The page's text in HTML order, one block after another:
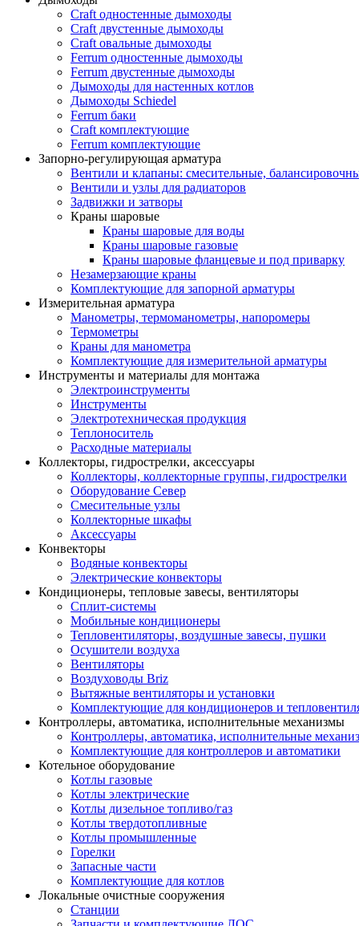
Craft одностенные дымоходы
Craft двустенные дымоходы
Craft овальные дымоходы
Ferrum одностенные дымоходы
Ferrum двустенные дымоходы
Дымоходы для настенных котлов
Дымоходы Schiedel
Ferrum баки
Craft комплектующие
Ferrum комплектующие
Запорно-регулирующая арматура
Вентили и клапаны: смесительные,
Вентили и узлы для радиаторов
Задвижки и затворы
Краны шаровые
Краны шаровые для воды
Краны шаровые газовые
Краны шаровые фланцевые и под приварку
Незамерзающие краны
Комплектующие для запорной арматуры
Измерительная арматура
Манометры, термоманометры, напоромеры
Термометры
Краны для манометра
Комплектующие для измерительной арматуры
Инструменты и материалы для монтажа
Электроинструменты
Инструменты
Электротехническая продукция
Теплоноситель
Расходные материалы
Коллекторы, гидрострелки, аксессуары
Коллекторы, коллекторные группы, гидрострелки
Оборудование Север
Смесительные узлы
Коллекторные шкафы
Аксессуары
Конвекторы
Водяные конвекторы
Электрические конвекторы
Кондиционеры, тепловые завесы, вентиляторы
Сплит-системы
Мобильные кондиционеры
Тепловентиляторы, воздушные завесы, пушки
Осушители воздуха
Вентиляторы
Воздуховоды Briz
Вытяжные вентиляторы и установки
Комплектующие для кондиционеров и
Контроллеры, автоматика, исполнительные механизмы
Контроллеры, автоматика, исполнительные
Комплектующие для контроллеров и автоматики
Котельное оборудование
Котлы газовые
Котлы электрические
Котлы дизельное топливо/газ
Котлы твердотопливные
Котлы промышленные
Горелки
Запасные части
Комплектующие для котлов
Локальные очистные сооружения
Станции